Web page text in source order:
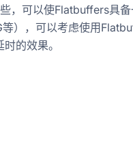
，可以使Flatbuffers具
），可以考虑使用
的效果。